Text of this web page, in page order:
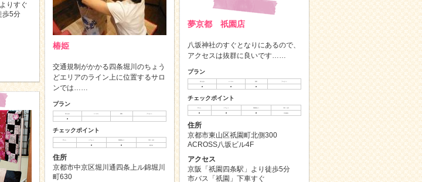
りすぐ
歩5分
椿姫
交通規制がかかる四条堀川のちょう
どエリアのライン上に位置するサロ
ンでは……
プラン
チェックポイント
住所
京都市中京区堀川通四条上ル錦堀川
町630
夢京都 祇園店
八坂神社のすぐとなりにあるので、
アクセスは抜群に良いです……
プラン
チェックポイント
住所
京都市東山区祇園町北側300
ACROSS八坂ビル4F
アクセス
京阪「祇園四条駅」より徒歩5分
市バス「祇園」下車すぐ